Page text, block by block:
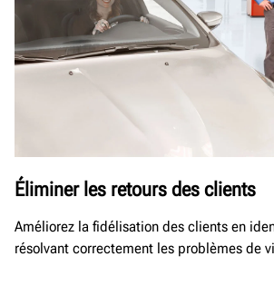
Éliminer les retours des clients
Améliorez la fidélisation des clients en
résolvant correctement les problèmes de